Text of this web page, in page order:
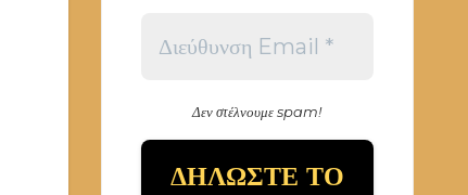
Δεν στέλνουμε spam!